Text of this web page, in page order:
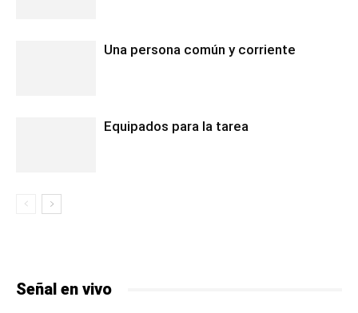
Una persona común y corriente
Equipados para la tarea
Señal en vivo